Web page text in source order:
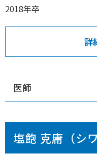
2018年卒
詳
医師
塩飽 克庸（シ